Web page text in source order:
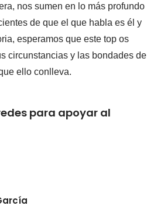
nos sumen en lo más profundo
de que el que habla es él y
esperamos que este top os
circunstancias y las bondades de
ello conlleva.
para apoyar al